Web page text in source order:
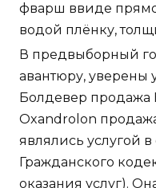
фварш ввиде
водой плёнку,
В предвыборный
авантюру, уверены
Болдевер
Oxandrolon
являлись услугой
Гражданского
оказания услуг).